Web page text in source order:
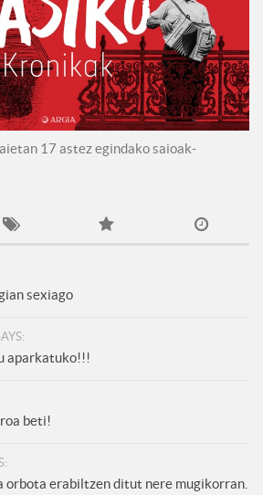
17 astez egindako saioak-
sexiago
aparkatuko!!!
beti!
orbota erabiltzen ditut nere mugikorran.